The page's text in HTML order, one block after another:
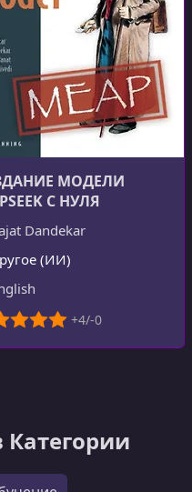
МОДЕЛИ
С НУЛЯ
Dandekar
(ИИ)
Категории